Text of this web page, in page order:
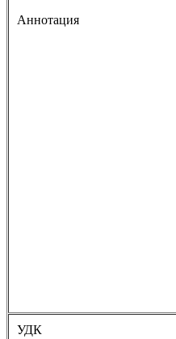
Аннотация
УДК